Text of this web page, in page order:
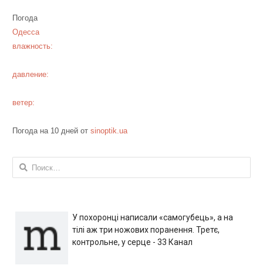
Погода
Одесса
влажность:
давление:
ветер:
Погода на 10 дней от sinoptik.ua
Найти:
У похоронці написали «самогубець», а на
тілі аж три ножових поранення. Третє,
контрольне, у серце - 33 Канал